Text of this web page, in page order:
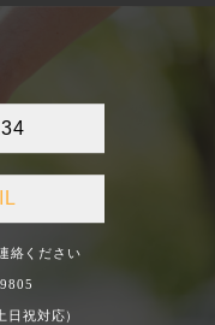
絡ください
祝対応）